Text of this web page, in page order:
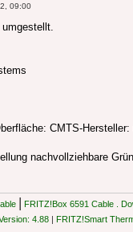
09:00
CMTS-Hersteller:
nachvollziehbare
FRITZ!Box 6591 Cable .
4.88 FRITZ!Smart